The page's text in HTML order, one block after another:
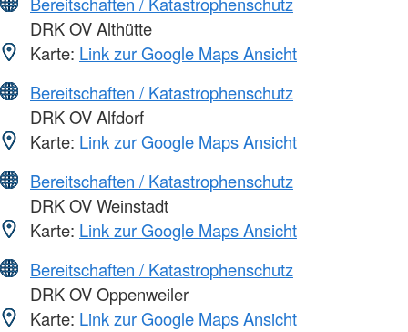
DRK OV Althütte
Karte: Link zur Google Maps Ansicht
Bereitschaften / Katastrophenschutz
DRK OV Alfdorf
Karte: Link zur Google Maps Ansicht
Bereitschaften / Katastrophenschutz
DRK OV Weinstadt
Karte: Link zur Google Maps Ansicht
Bereitschaften / Katastrophenschutz
DRK OV Oppenweiler
Karte: Link zur Google Maps Ansicht